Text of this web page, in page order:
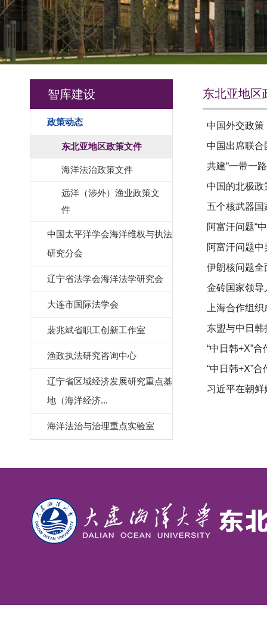
智库建设
政策动态
东北亚地区政策文件
海洋法治政策文件
远洋（涉外）渔业政策文
件
中国太平洋学会海洋维权与执法
研究分会
辽宁省法学会海洋法学研究会
大连市国际法学会
裴兆斌省职工创新工作室
渔政执法研究咨询中心
辽宁省区域经济发展研究重点基
地（海洋经济...
海洋法治与治理重点实验室
东北亚地区
中国外交政策
中国出席联合
共建“一带一
中国的北极政
五个核武器
阿富汗问题“
阿富汗问题
伊朗核问题全
金砖国家领导
上海合作组
东盟与中日
“中日韩+X”
“中日韩+X”
习近平在朝